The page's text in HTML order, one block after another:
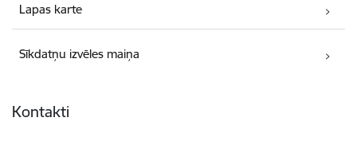
Lapas karte
Sīkdatņu izvēles maiņa
Kontakti